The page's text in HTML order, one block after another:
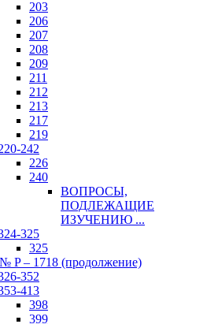
203
206
207
208
209
211
212
213
217
219
242
226
240
ВОПРОСЫ,
ПОДЛЕЖАЩИЕ
ИЗУЧЕНИЮ ...
325
325
P – 1718 (продолжение)
352
413
398
399